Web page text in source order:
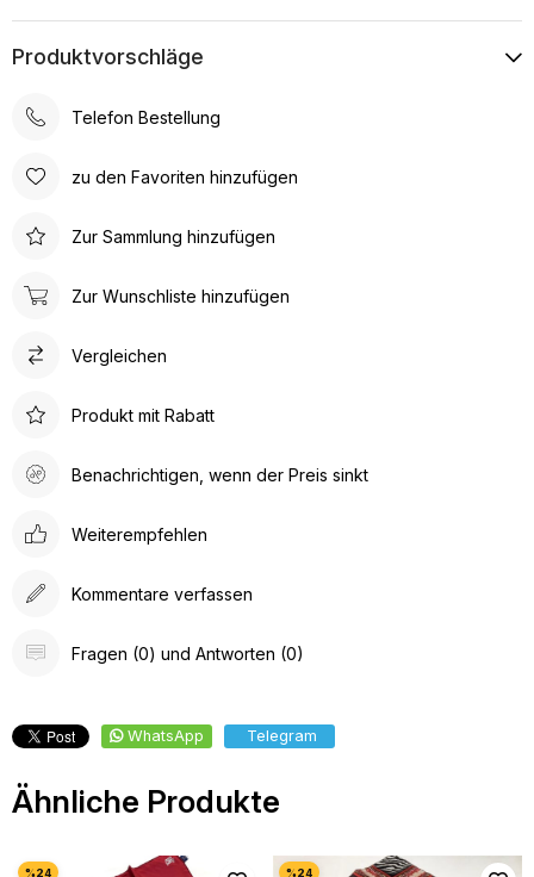
Produktvorschläge
Telefon Bestellung
zu den Favoriten hinzufügen
Zur Sammlung hinzufügen
Zur Wunschliste hinzufügen
Vergleichen
Produkt mit Rabatt
Benachrichtigen, wenn der Preis sinkt
Weiterempfehlen
Kommentare verfassen
Fragen (0) und Antworten (0)
WhatsApp Telegram
Ähnliche Produkte